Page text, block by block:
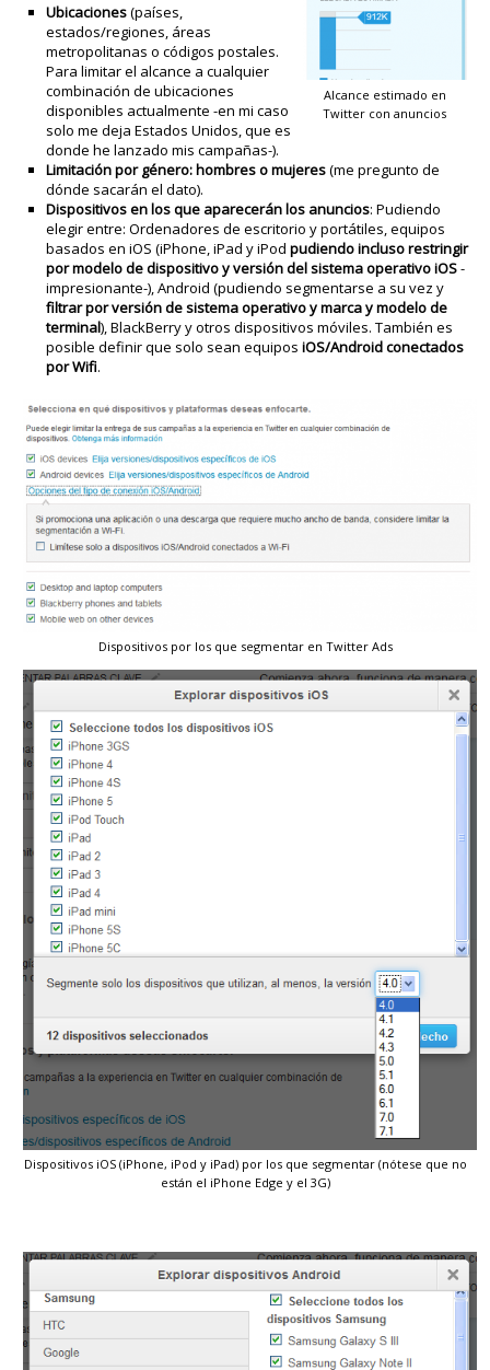
Alcance estimado en
Twitter con anuncios
Ubicaciones(países,
estados/regiones, áreas
metropolitanas o códigos postales.
Para limitar el alcance a cualquier
combinación de ubicaciones
disponibles actualmente -en mi caso
solo me deja Estados Unidos, que es
donde he lanzado mis campañas-).
Limitación por género: hombres o mujeres(me pregunto de
dónde sacarán el dato).
Dispositivos en los que aparecerán los anuncios: Pudiendo
elegir entre: Ordenadores de escritorio y portátiles, equipos
basados en iOS (iPhone, iPad y iPodpudiendo incluso restringir
por modelo de dispositivo y versión del sistema operativo iOS-
impresionante-), Android (pudiendo segmentarse a su vez y
filtrar por versión de sistema operativo y marca y modelo de
terminal), BlackBerry y otros dispositivos móviles. También es
posible definir que solo sean equiposiOS/Android conectados
por Wifi.
Dispositivos por los que segmentar en Twitter Ads
Dispositivos iOS (iPhone, iPod y iPad) por los que segmentar (nótese que no
están el iPhone Edge y el 3G)